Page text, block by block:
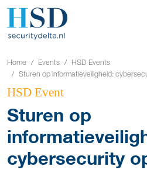
Home Events
HSD Events
Sturen op informatieveiligheid:
HSD Event
Sturen op
cybersecurity